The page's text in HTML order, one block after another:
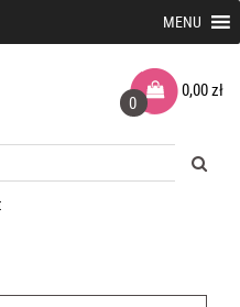
0
0,00zł
MENU